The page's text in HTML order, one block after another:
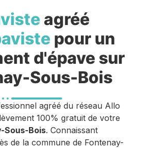
agréé
pour un
d'épave sur
Sous-Bois
agréé du réseau Allo
100% gratuit de votre
Sous-Bois. Connaissant
de la commune de Fontenay-